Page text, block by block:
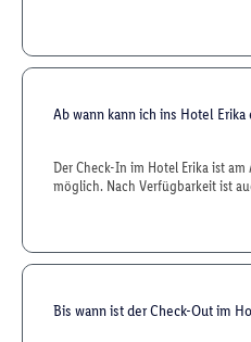
Ab wann kann ich ins Hotel Erika
Der Check-In im Hotel Erika ist am
möglich. Nach Verfügbarkeit ist
Bis wann ist der Check-Out im